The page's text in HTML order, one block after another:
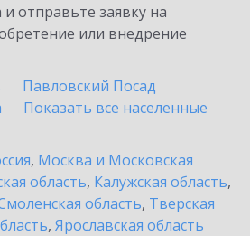
отправьте заявку на
или внедрение
Павловский Посад
Показать все населенные
, Москва и Московская
область, Калужская область,
область, Тверская
, Ярославская область